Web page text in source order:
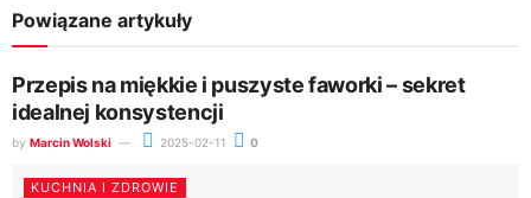
Powiązane artykuły
Przepis na miękkie i puszyste faworki – sekret
idealnej konsystencji
by Marcin Wolski 2025-02-11 0
KUCHNIA I ZDROWIE